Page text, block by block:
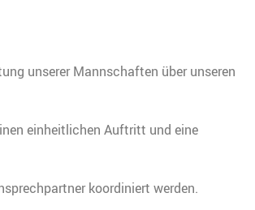
unserer Mannschaften über unseren
einheitlichen Auftritt und eine
koordiniert werden.